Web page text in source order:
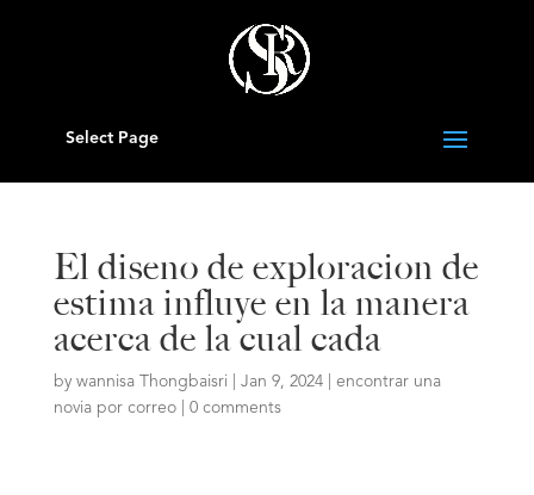
Select Page
El diseno de exploracion de
estima influye en la manera
acerca de la cual cada
by wannisa Thongbaisri Jan 9, 2024| encontrar una
novia por correo| 0 comments